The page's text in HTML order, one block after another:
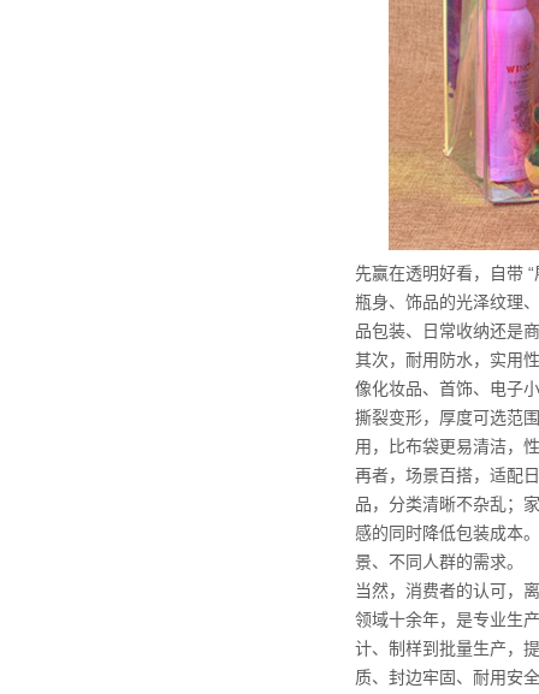
先赢在透明好看，自带
瓶身、饰品的光泽纹理
品包装、日常收纳还是
其次，耐用防水，实用
像化妆品、首饰、电子
撕裂变形，厚度可选范
用，比布袋更易清洁，
再者，场景百搭，适配
品，分类清晰不杂乱；
感的同时降低包装成本
景、不同人群的需求。
当然，消费者的认可，
领域十余年，是专业生
计、制样到批量生产，
质、封边牢固、耐用安